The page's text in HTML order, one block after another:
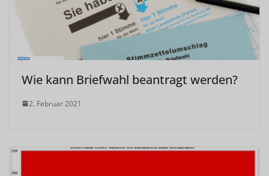
Wie kann Briefwahl beantragt werden?
2. Februar 2021